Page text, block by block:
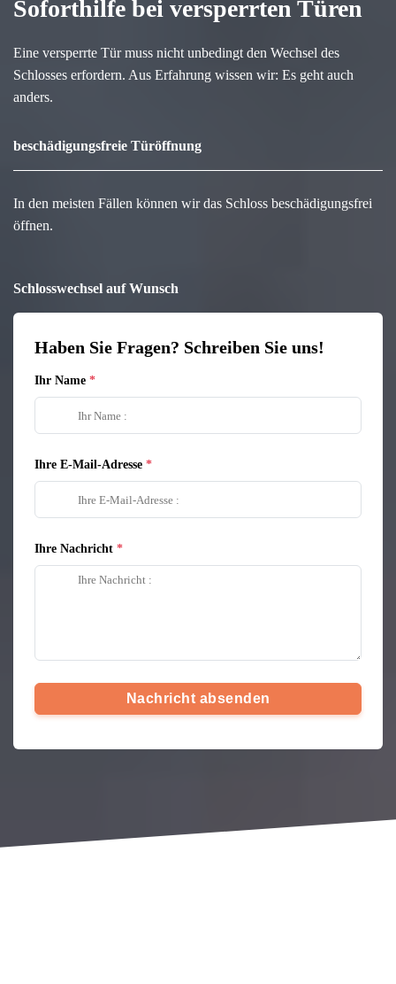
Soforthilfe bei versperrten Türen
Eine versperrte Tür muss nicht unbedingt den Wechsel des
Schlosses erfordern. Aus Erfahrung wissen wir: Es geht auch
anders.
beschädigungsfreie Türöffnung
In den meisten Fällen können wir das Schloss beschädigungsfrei
öffnen.
Schlosswechsel auf Wunsch
Haben Sie Fragen? Schreiben Sie uns!
Ihr Name
Ihre E-Mail-Adresse
Ihre Nachricht
Nachricht absenden